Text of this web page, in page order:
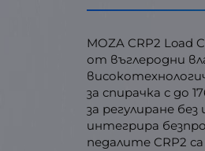
MOZA CRP2 Load
от въглеродни
за спирачка с до
за регулиране
интегрира
педалите CRP2